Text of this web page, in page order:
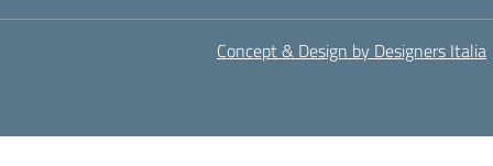
Concept & Design by Designers Italia